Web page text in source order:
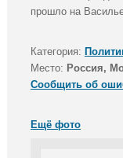
прошло на
Категория:
Место: Россия,
Сообщить об
Ещё фото